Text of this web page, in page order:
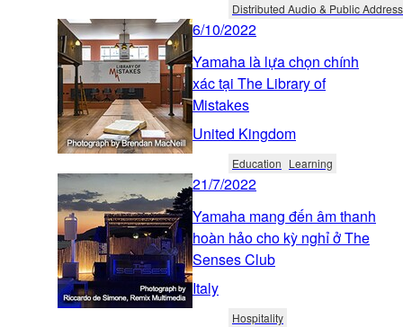
Distributed Audio & Public Address
6/10/2022
Yamaha là lựa chọn chính
xác tại The Library of
Mistakes
United Kingdom
Education Learning
21/7/2022
Yamaha mang đến âm thanh
hoàn hảo cho kỳ nghỉ ở The
Senses Club
Italy
Hospitality